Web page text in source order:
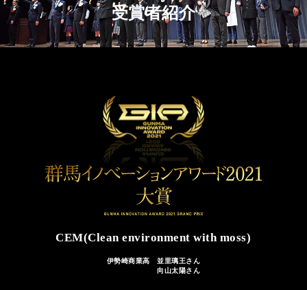
受賞者紹介
CEM(Clean environment with moss)
伊勢崎商業高 並里璃王さん
向山太陽さん